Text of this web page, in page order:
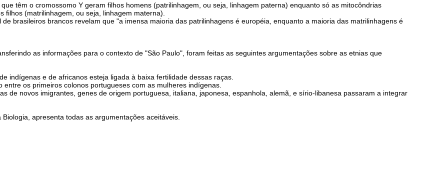
têm o cromossomo Y geram filhos homens (patrilinhagem, ou seja, linhagem paterna) enquanto só as mitocôndrias
(matrilinhagem, ou seja, linhagem materna).
brasileiros brancos revelam que "a imensa maioria das patrilinhagens é européia, enquanto a maioria das matrilinhagens é
as informações para o contexto de "São Paulo", foram feitas as seguintes argumentações sobre as etnias que
indígenas e de africanos esteja ligada à baixa fertilidade dessas raças.
os primeiros colonos portugueses com as mulheres indígenas.
de novos imigrantes, genes de origem portuguesa, italiana, japonesa, espanhola, alemã, e sírio-libanesa passaram a integrar
apresenta todas as argumentações aceitáveis.